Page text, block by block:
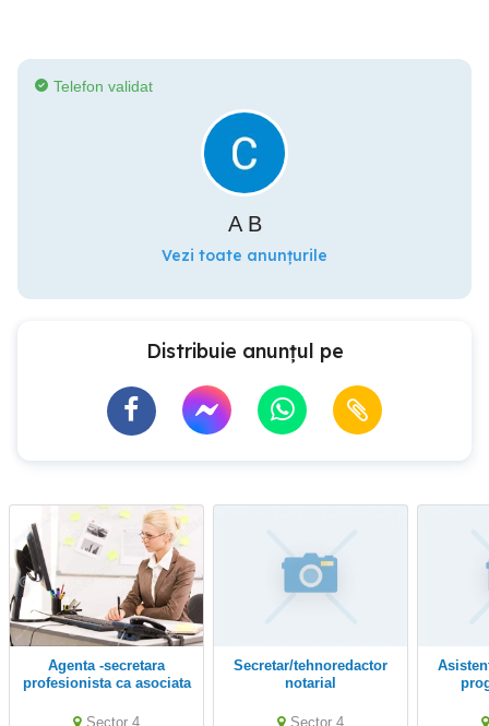
Telefon validat
A B
Vezi toate anunțurile
Distribuie anunțul pe
Agenta -secretara
profesionista ca asociata
imobiliara
Sector 4
secretar/tehnoredactor
notarial
Sector 4
Asistentă personală cu